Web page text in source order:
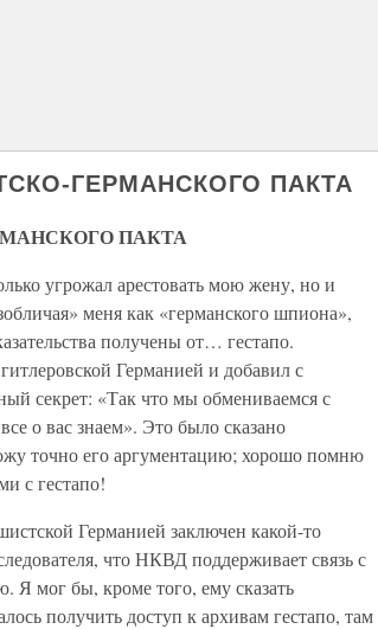
ГЕРМАНСКОГО ПАКТА
ПАКТА
угрожал арестовать мою жену, но и
меня как «германского шпиона»,
получены от… гестапо.
Германией и добавил с
секрет: «Так что мы обмениваемся с
о вас знаем». Это было сказано
точно его аргументацию; хорошо помню
с гестапо!
Германией заключен какой-то
что НКВД поддерживает связь с
Я мог бы, кроме того, ему сказать
получить доступ к архивам гестапо, там